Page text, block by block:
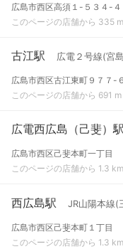
広島市西区高須１-５３４-４
このページの店舗から 335 m
古江駅 広電２号線(宮
広島市西区古江東町９７７-６
このページの店舗から 691 m
広電西広島（己斐）駅
広島市西区己斐本町一丁目
このページの店舗から 1.3 km
西広島駅 JR山陽本線(
広島市西区己斐本町１丁目
このページの店舗から 1.3 km